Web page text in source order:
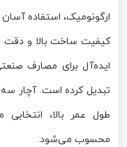
ارگونومیک، استفاده آسان
کیفیت ساخت بالا و دقت
ایده‌آل برای مصارف
طول عمر بالا،
محسوب می‌شود.